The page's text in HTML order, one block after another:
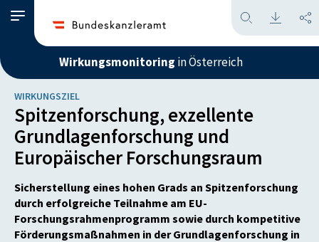
Wirkungsmonitoring in Österreich
WIRKUNGSZIEL
Spitzenforschung, exzellente
Grundlagenforschung und
Europäischer Forschungsraum
Sicherstellung eines hohen Grads an Spitzenforschung
durch erfolgreiche Teilnahme am EU-
Forschungsrahmenprogramm sowie durch kompetitive
Förderungsmaßnahmen in der Grundlagenforschung in